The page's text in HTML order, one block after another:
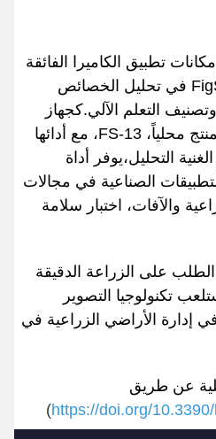
تطبيق الكاميرا الفائقة
الطيفية في FigSpec FS-13 في تحليل الخصائص
التعلم الآلي.كجهاز
التصوير الفائق الطيفي المنتج محلياً، FS-13، مع أدائها
التحليل،يوفر أداة
الصناعية في مجالات
والآفات، اختبار سلامة
على الزراعة الدقيقة
تكنولوجيا التصوير
إدارة الأراضي الزراعية في
عن طريق
https://doi.org/
)